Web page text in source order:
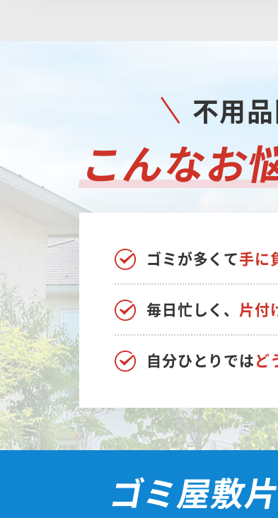
不用
こんなお
ゴミが多くて手に
毎日忙しく、 片付
自分ひとりではど
ゴミ屋敷